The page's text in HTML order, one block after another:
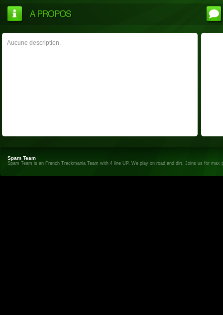
Aucune description.
Spam Team
Spam Team is an French Trackmania Team with 4 line UP. We play on road and dirt. Joins us for max